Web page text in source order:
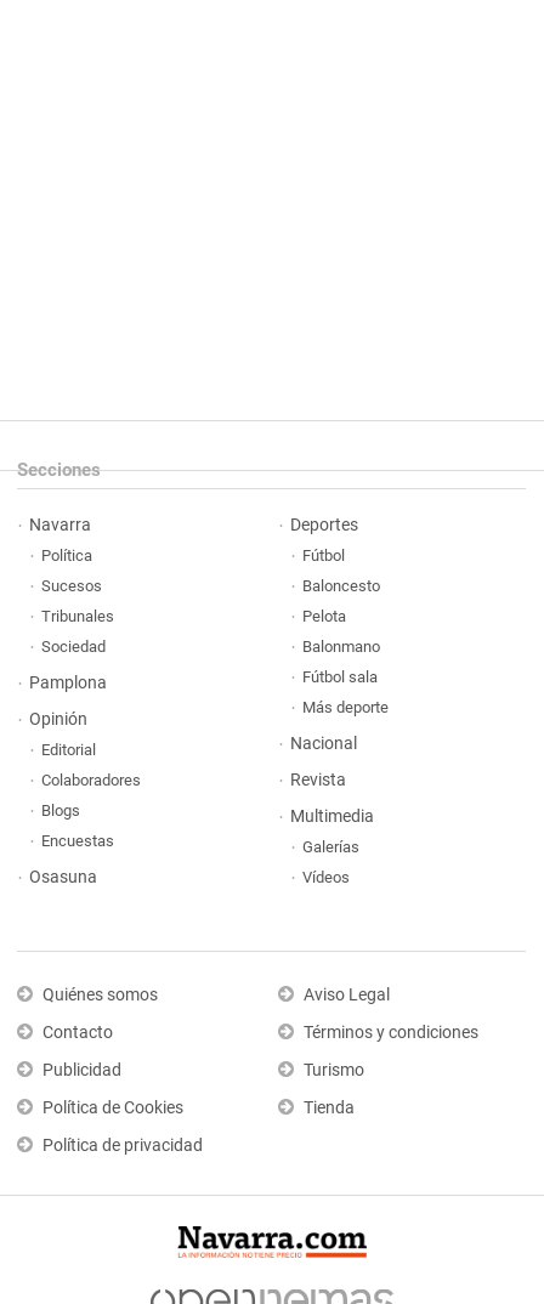
Secciones
Navarra
Política
Sucesos
Tribunales
Sociedad
Pamplona
Opinión
Editorial
Colaboradores
Blogs
Encuestas
Osasuna
Deportes
Fútbol
Baloncesto
Pelota
Balonmano
Fútbol sala
Más deporte
Nacional
Revista
Multimedia
Galerías
Vídeos
Quiénes somos
Contacto
Publicidad
Política de Cookies
Política de privacidad
Aviso Legal
Términos y condiciones
Turismo
Tienda